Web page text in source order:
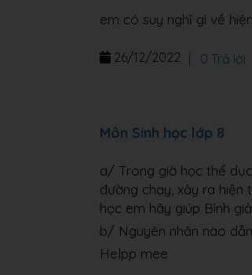
em có suy nghĩ gì về
26/12/2022 0 Trả lời
Môn Sinh học lớp 8
a/ Trong giờ học thể
đường chạy, xảy ra hiện
học em hãy giúp Bình
b/ Nguyên nhân nào
Helpp mee